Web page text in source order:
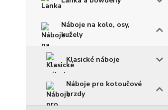
Náboje na kolo, osy,
kužely
Klasické náboje
Náboje pro kotoučové
brzdy